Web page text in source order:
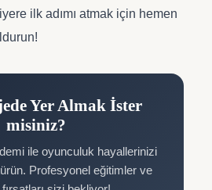
ilk adımı atmak için hemen
Yer Almak İster
misiniz?
ile oyunculuk hayallerinizi
Profesyonel eğitimler ve